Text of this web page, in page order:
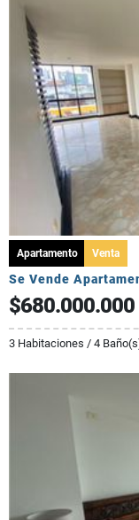
Apartamento Venta
Se Vende
$680.000.000
3 Habitaciones / 4